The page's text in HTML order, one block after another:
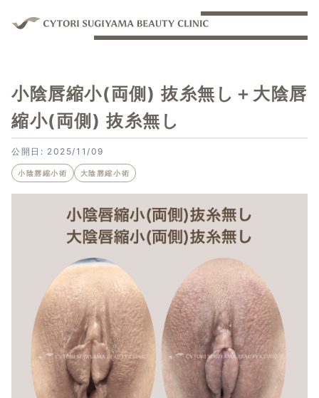
小陰唇縮小(両側) 抜糸無し＋大陰唇
縮小(両側) 抜糸無し
公開日: 2025/11/09
小陰唇縮小術 大陰唇縮小術